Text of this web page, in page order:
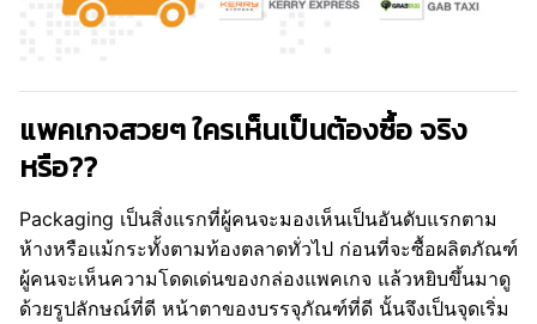
แพคเกจสวยๆ ใครเห็นเป็นต้องซื้อ จริง
หรือ??
Packaging เป็นสิ่งแรกที่ผู้คนจะมองเห็นเป็นอันดับแรกตาม
ห้างหรือแม้กระทั้งตามท้องตลาดทั่วไป ก่อนที่จะซื้อผลิตภัณฑ์
ผู้คนจะเห็นความโดดเด่นของกล่องแพคเกจ แล้วหยิบขึ้นมาดู
ด้วยรูปลักษณ์ที่ดี หน้าตาของบรรจุภัณฑ์ที่ดี นั้นจึงเป็นจุดเริ่ม